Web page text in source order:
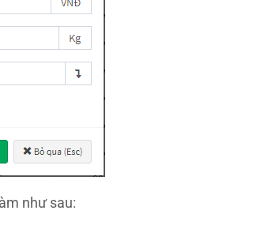
như sau: